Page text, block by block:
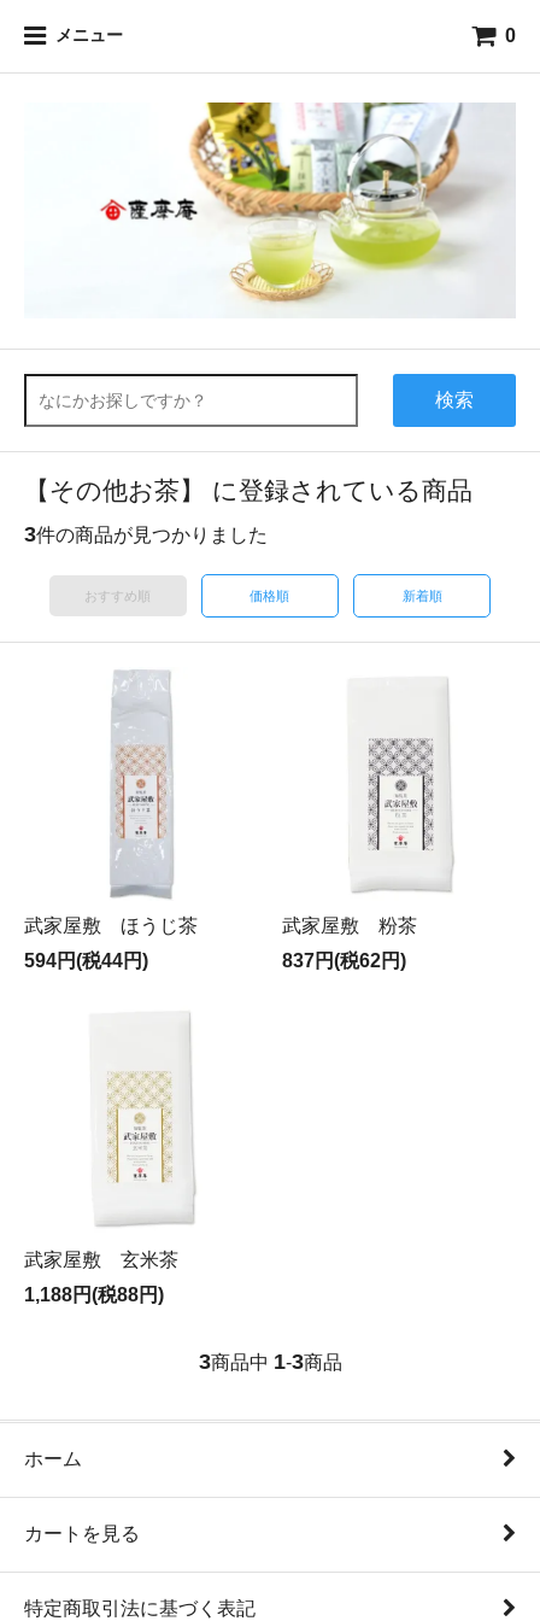
メニュー 0
検索
【その他お茶】 に登録されている商品
3件の商品が見つかりました
おすすめ順 価格順 新着順
武家屋敷 ほうじ茶
594円(税44円)
武家屋敷 粉茶
837円(税62円)
武家屋敷 玄米茶
1,188円(税88円)
3商品中 1-3商品
ホーム
カートを見る
特定商取引法に基づく表記